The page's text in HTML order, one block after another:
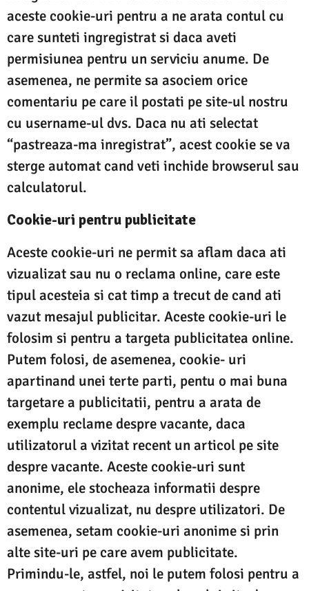
aceste cookie-uri pentru a ne arata contul cu
care sunteti ingregistrat si daca aveti
permisiunea pentru un serviciu anume. De
asemenea, ne permite sa asociem orice
comentariu pe care il postati pe site-ul nostru
cu username-ul dvs. Daca nu ati selectat
“pastreaza-ma inregistrat”, acest cookie se va
sterge automat cand veti inchide browserul sau
calculatorul.
Cookie-uri pentru publicitate
Aceste cookie-uri ne permit sa aflam daca ati
vizualizat sau nu o reclama online, care este
tipul acesteia si cat timp a trecut de cand ati
vazut mesajul publicitar. Aceste cookie-uri le
folosim si pentru a targeta publicitatea online.
Putem folosi, de asemenea, cookie- uri
apartinand unei terte parti, pentu o mai buna
targetare a publicitatii, pentru a arata de
exemplu reclame despre vacante, daca
utilizatorul a vizitat recent un articol pe site
despre vacante. Aceste cookie-uri sunt
anonime, ele stocheaza informatii despre
contentul vizualizat, nu despre utilizatori. De
asemenea, setam cookie-uri anonime si prin
alte site-uri pe care avem publicitate.
Primindu-le, astfel, noi le putem folosi pentru a